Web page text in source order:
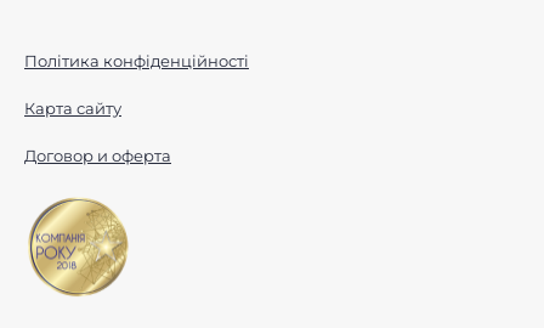
Політика конфіденційності
Карта сайту
Договор и оферта